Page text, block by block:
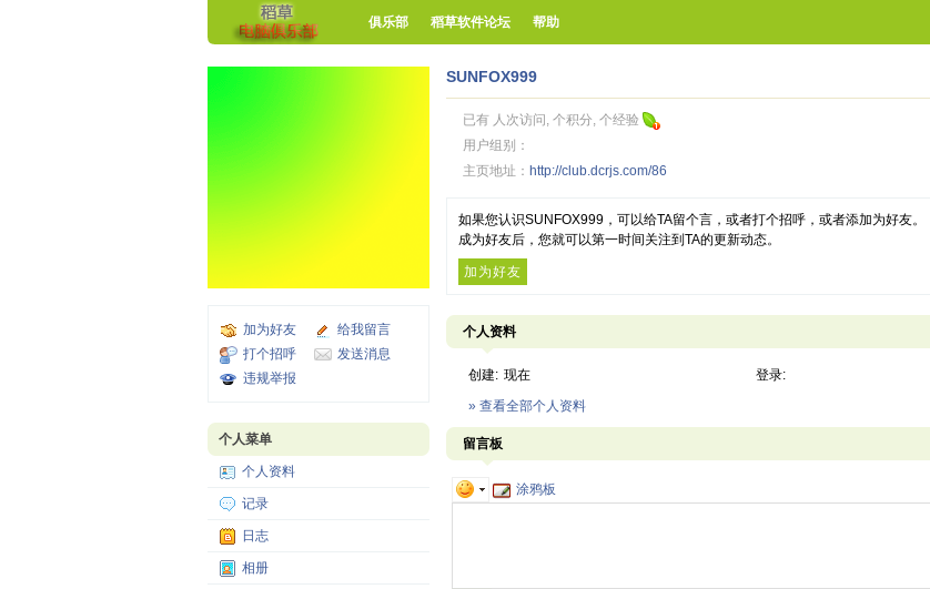
俱乐部 稻草软件论坛 帮助
加为好友
给我留言
打个招呼
发送消息
违规举报
个人菜单
个人资料
记录
日志
相册
SUNFOX999
已有 人次访问, 个积分, 个经验
用户组别：
主页地址： http://club.dcrjs.com/86
如果您认识SUNFOX999，可以给TA留个言，或者打个招呼，或者添加为好友。
成为好友后，您就可以第一时间关注到TA的更新动态。
加为好友
个人资料
创建: 现在
登录:
» 查看全部个人资料
留言板
涂鸦板